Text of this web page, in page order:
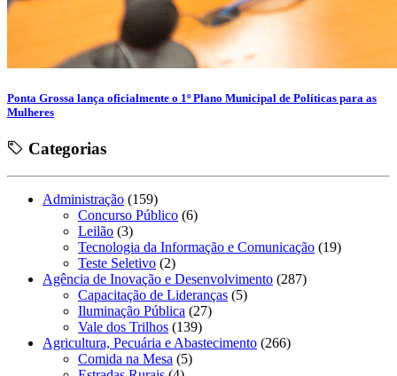
Ponta Grossa lança oficialmente o 1º Plano Municipal de Políticas para as
Mulheres
Categorias
Administração (159)
Concurso Público (6)
Leilão (3)
Tecnologia da Informação e Comunicação (19)
Teste Seletivo (2)
Agência de Inovação e Desenvolvimento (287)
Capacitação de Lideranças (5)
Iluminação Pública (27)
Vale dos Trilhos (139)
Agricultura, Pecuária e Abastecimento (266)
Comida na Mesa (5)